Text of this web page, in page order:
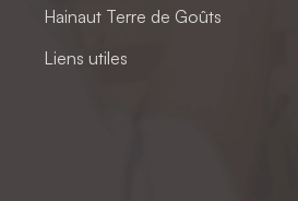
Hainaut Terre de Goûts
Liens utiles